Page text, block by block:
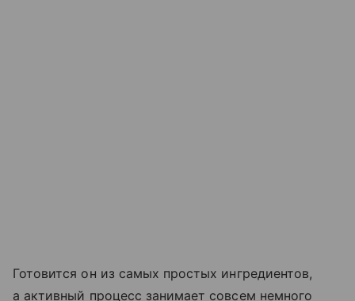
Готовится он из самых простых ингредиентов,
а активный процесс занимает совсем немного